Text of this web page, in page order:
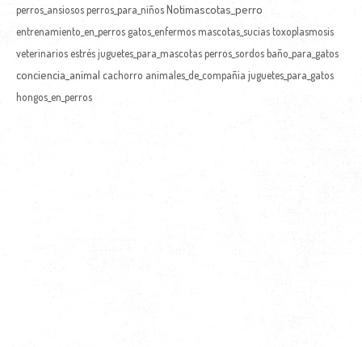
perros_ansiosos perros_para_niñosNotimascotas_perro
entrenamiento_en_perros gatos_enfermos mascotas_sucias toxoplasmosis
veterinarios estrésjuguetes_para_mascotasperros_sordos baño_para_gatos
conciencia_animal cachorro animales_de_compañia juguetes_para_gatos
hongos_en_perros